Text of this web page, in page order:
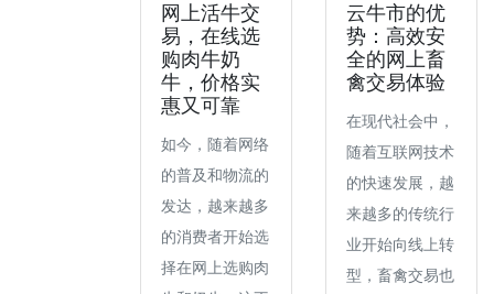
网上活牛交
易，在线选
购肉牛奶
牛，价格实
惠又可靠
如今，随着网络
的普及和物流的
发达，越来越多
的消费者开始选
择在网上选购肉
云牛市的优
势：高效安
全的网上畜
禽交易体验
在现代社会中，
随着互联网技术
的快速发展，越
来越多的传统行
业开始向线上转
型，畜禽交易也